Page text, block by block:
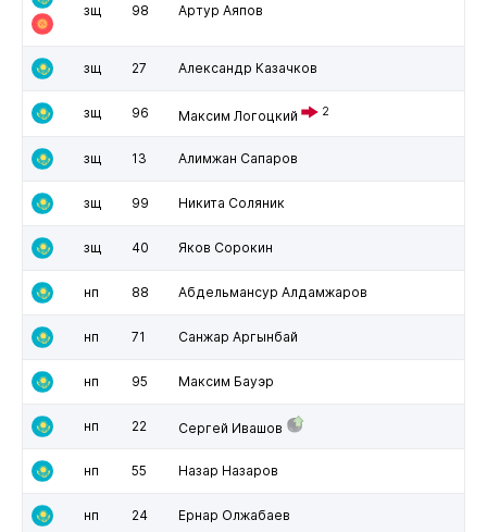
зщ 98 Артур Аяпов
зщ 27 Александр Казачков
зщ 96 Максим Логоцкий 2
зщ 13 Алимжан Сапаров
зщ 99 Никита Соляник
зщ 40 Яков Сорокин
нп 88 Абдельмансур Алдамжаров
нп 71 Санжар Аргынбай
нп 95 Максим Бауэр
нп 22 Сергей Ивашов
нп 55 Назар Назаров
нп 24 Ернар Олжабаев